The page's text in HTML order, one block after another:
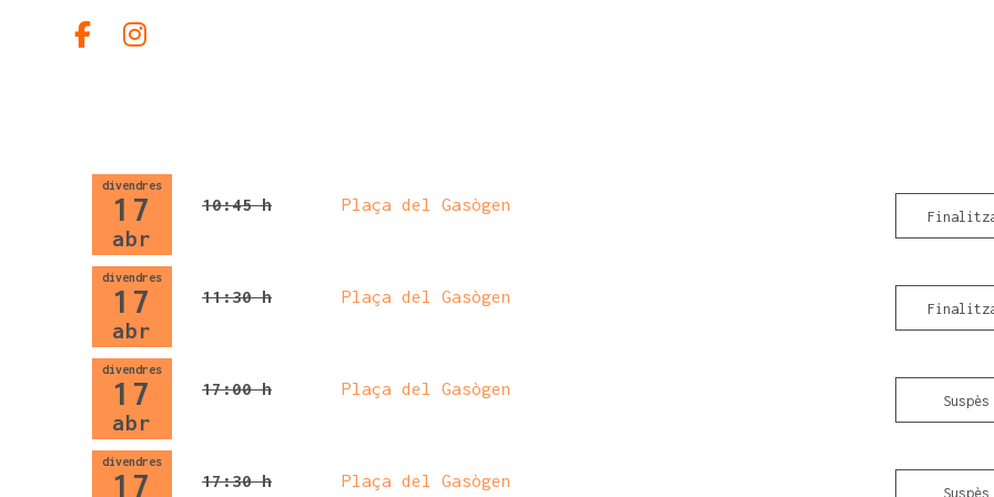
Link a facebook
Link a instagram
divendres
17
abr
10:45 h Plaça del Gasògen
divendres
17
abr
11:30 h Plaça del Gasògen
divendres
17
abr
17:00 h Plaça del Gasògen
Suspès
divendres
17 17:30 h Plaça del Gasògen
Suspès